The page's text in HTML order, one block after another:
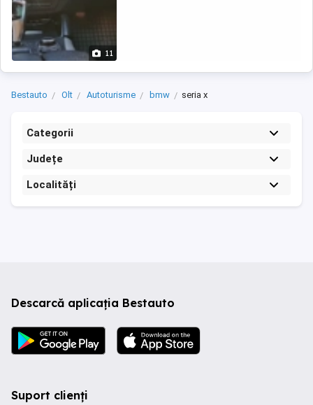
11
Bestauto Olt Autoturisme bmw seria x
Categorii
Județe
Localități
Descarcă aplicația Bestauto
Suport clienți